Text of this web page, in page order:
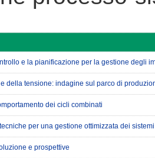
e la pianificazione per la gestione degli
della tensione: indagine sul parco di
dei cicli combinati
per una gestione ottimizzata dei
e prospettive